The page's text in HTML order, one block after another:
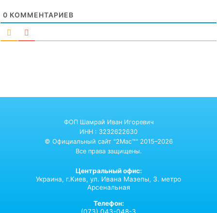
0 КОММЕНТАРИЕВ
ФОП Шамрай Иван Игоревич
ИНН : 3232622630
© Официальный сайт "2Mac™" 2015–2026
Все права защищены.
Центральный офис:
Украина, г.Киев, ул. Ивана Мазепы, 3. метро
Арсенальная
Телефон:
(073) 043-048-3